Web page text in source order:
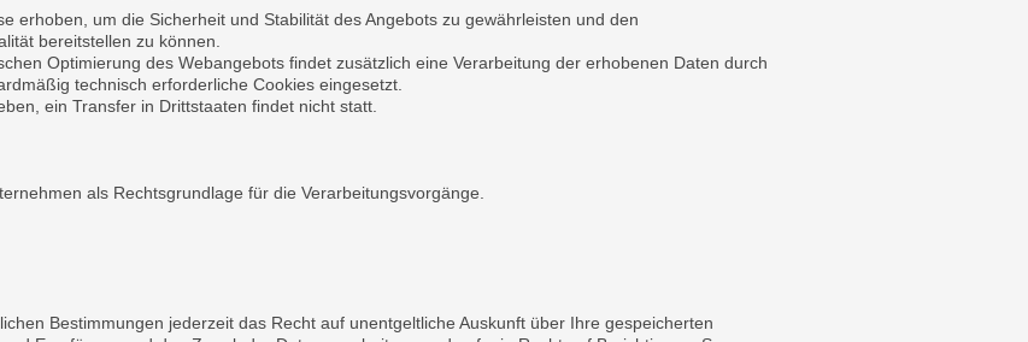
erhoben, um die Sicherheit und Stabilität des Angebots zu gewährleisten und den
bereitstellen zu können.
Optimierung des Webangebots findet zusätzlich eine Verarbeitung der erhobenen Daten durch
technisch erforderliche Cookies eingesetzt.
ein Transfer in Drittstaaten findet nicht statt.
als Rechtsgrundlage für die Verarbeitungsvorgänge.
Bestimmungen jederzeit das Recht auf unentgeltliche Auskunft über Ihre gespeicherten